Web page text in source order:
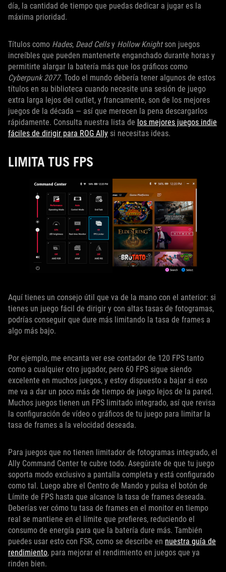
día, la cantidad de tiempo que puedas dedicar a jugar es la
máxima prioridad.
Títulos como Hades, Dead Cellsy Hollow Knightson juegos
increíbles que pueden mantenerte enganchado durante horas y
permitirte alargar la batería más que los gráficos como
Cyberpunk 2077. Todo el mundo debería tener algunos de estos
títulos en su biblioteca cuando necesite una sesión de juego
extra larga lejos del outlet, y francamente, son de los mejores
juegos de la década — así que merecen la pena descargarlos
rápidamente. Consulta nuestra lista de los mejores juegos indie
fáciles de dirigir para ROG Ally si necesitas ideas.
LIMITA TUS FPS
Aquí tienes un consejo útil que va de la mano con el anterior: si
tienes un juego fácil de dirigir y con altas tasas de fotogramas,
podrías conseguir que dure más limitando la tasa de frames a
algo más bajo.
Por ejemplo, me encanta ver ese contador de 120 FPS tanto
como a cualquier otro jugador, pero 60 FPS sigue siendo
excelente en muchos juegos, y estoy dispuesto a bajar si eso
me va a dar un poco más de tiempo de juego lejos de la pared.
Muchos juegos tienen un FPS limitado integrado, así que revisa
la configuración de vídeo o gráficos de tu juego para limitar la
tasa de frames a la velocidad deseada.
Para juegos que no tienen limitador de fotogramas integrado, el
Ally Command Center te cubre todo. Asegúrate de que tu juego
soporta modo exclusivo a pantalla completa y está configurado
como tal. Luego abre el Centro de Mando y pulsa el botón de
Límite de FPS hasta que alcance la tasa de frames deseada.
Deberías ver cómo tu tasa de frames en el monitor en tiempo
real se mantiene en el límite que prefieres, reduciendo el
consumo de energía para que la batería dure más. También
puedes usar esto con FSR, como se describe en nuestra guía de
rendimiento, para mejorar el rendimiento en juegos que ya
rinden bien.